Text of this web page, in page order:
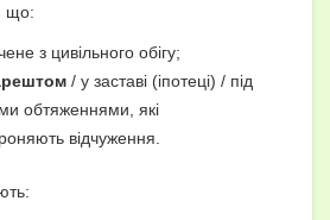
що:
з цивільного обігу;
/ у заставі (іпотеці) / під
обтяженнями, які
відчуження.